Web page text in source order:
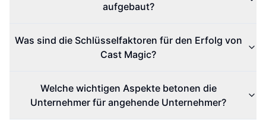
aufgebaut?
Was sind die Schlüsselfaktoren für den Erfolg von
Cast Magic?
Welche wichtigen Aspekte betonen die
Unternehmer für angehende Unternehmer?